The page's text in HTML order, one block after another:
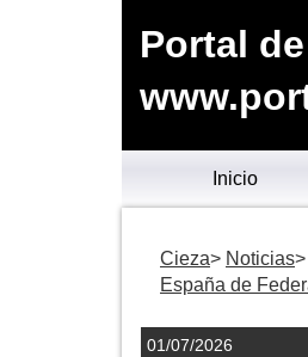
Portal
Inicio
Cieza Noticias
España de
01/07/2026